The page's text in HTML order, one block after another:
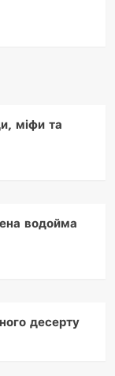
міфи та
водойма
десерту